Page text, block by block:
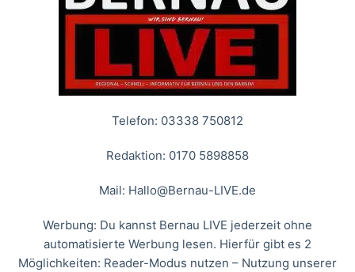
Telefon: 03338 750812
Redaktion: 0170 5898858
Mail: Hallo@Bernau-LIVE.de
Werbung: Du kannst Bernau LIVE jederzeit ohne
automatisierte Werbung lesen. Hierfür gibt es 2
Möglichkeiten: Reader-Modus nutzen – Nutzung unserer